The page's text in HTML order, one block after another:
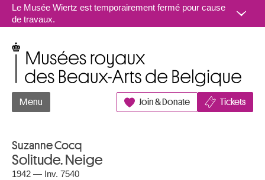
Aller au contenu
Le Musée Wiertz est temporairement fermé pour cause
de travaux.
Menu Join & Donate Tickets
Suzanne Cocq
Solitude. Neige
1942 — Inv. 7540